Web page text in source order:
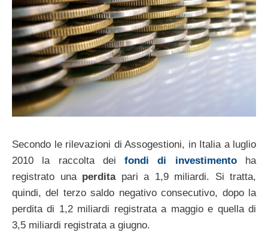
Secondo le rilevazioni di Assogestioni, in Italia a luglio
2010 la raccolta deifondi di investimentoha
registrato una perditapari a 1,9 miliardi. Si tratta,
quindi, del terzo saldo negativo consecutivo, dopo la
perdita di 1,2 miliardi registrata a maggio e quella di
3,5 miliardi registrata a giugno.